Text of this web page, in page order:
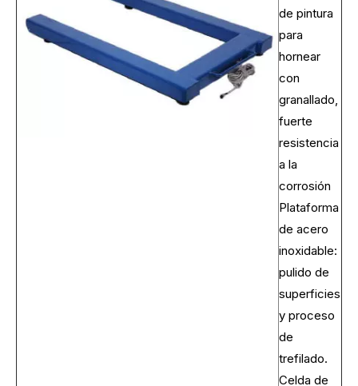
de pintura
para
hornear
con
granallado,
fuerte
resistencia
a la
corrosión
Plataforma
de acero
inoxidable:
pulido de
superficies
y proceso
de
trefilado.
Celda de